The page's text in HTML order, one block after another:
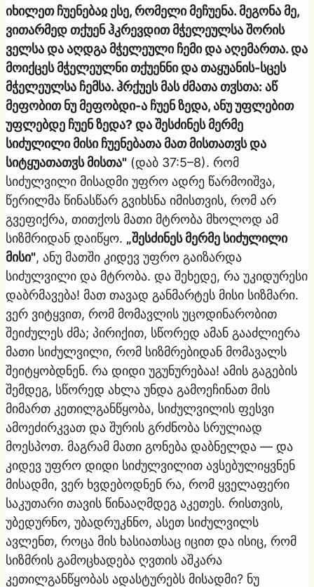
იხილეთ ჩუენებაჲ ესე, რომელი მეჩუენა. მეგონა მე,
ვითარმედ თქუენ ჰკრევდით მჭელეულსა შორის
ველსა და აღდგა მჭელეული ჩემი და აღემართა. და
მოიქცეს მჭელეულნი თქუენნი და თაყუანის-სცეს
მჭელეულსა ჩემსა. ჰრქუეს მას ძმათა თჳსთა: აწ
მეფობით ნუ მეფობდი-ა ჩუენ ზედა, ანუ უფლებით
უფლებდე ჩუენ ზედა? და შესძინეს მერმე
სიძულილი მისი ჩუენებათა მათ მისთათჳს და
სიტყუათათჳს მისთა" (დაბ 37:5–8). რომ
სიძულვილი მისადმი უფრო ადრე წარმოიშვა,
წერილმა წინასწარ გვიხსნა იმისთვის, რომ არ
გვეფიქრა, თითქოს მათი მტრობა მხოლოდ ამ
სიზმრიდან დაიწყო. „შესძინეს მერმე სიძულილი
მისი", ანუ მათში კიდევ უფრო გაიზარდა
სიძულვილი და მტრობა. და შეხედე, რა უკიდურესი
დაბრმავება! მათ თავად განმარტეს მისი სიზმარი.
ვერ ვიტყვით, რომ მომავლის უცოდინარობით
შეიძულეს ძმა; პირიქით, სწორედ ამან გააძლიერა
მათი სიძულვილი, რომ სიზმრებიდან მომავალს
შეიტყობდნენ. რა დიდი უგუნურებაა! ამის გაგების
შემდეგ, სწორედ ახლა უნდა გამოეჩინათ მის
მიმართ კეთილგანწყობა, სიძულვილის ფესვი
ამოეძირკვათ და შურის გრძნობა სრულიად
მოესპოთ. მაგრამ მათი გონება დაბნელდა — და
კიდევ უფრო დიდი სიძულვილით ავსებულიყვნენ
მისადმი, ვერ ხვდებოდნენ რა, რომ ყველაფერი
საკუთარი თავის წინააღმდეგ აკეთეს. რისთვის,
უბედურნო, უბადრუკნნო, ასეთ სიძულვილს
ავლენთ, როცა მის ხასიათსაც იცით და ისიც, რომ
სიზმრის გამოცხადება ღვთის აშკარა
კეთილგანწყობას ადასტურებს მისადმი? ნუ